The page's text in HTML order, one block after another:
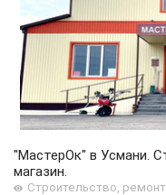
"МастерОк" в Усмани.
магазин.
Строительство,